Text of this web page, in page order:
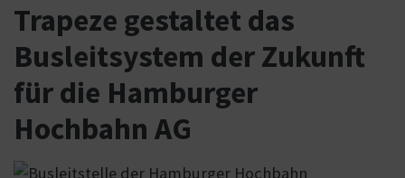
Trapeze gestaltet das
Busleitsystem der Zukunft
für die Hamburger
Hochbahn AG